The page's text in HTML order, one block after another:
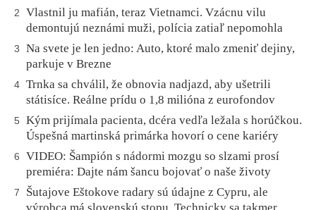
2
Vlastnil ju mafián, teraz Vietnamci. Vzácnu vilu
demontujú neznámi muži, polícia zatiaľ nepomohla
3
Na svete je len jedno: Auto, ktoré malo zmeniť dejiny,
parkuje v Brezne
4 Trnka sa chválil, že obnovia nadjazd, aby ušetrili
státisíce. Reálne prídu o 1,8 milióna z eurofondov
5
Kým prijímala pacienta, dcéra vedľa ležala s horúčkou.
Úspešná martinská primárka hovorí o cene kariéry
6
VIDEO: Šampión s nádormi mozgu so slzami prosí
premiéra: Dajte nám šancu bojovať o naše životy
7
Šutajove Eštokove radary sú údajne z Cypru, ale